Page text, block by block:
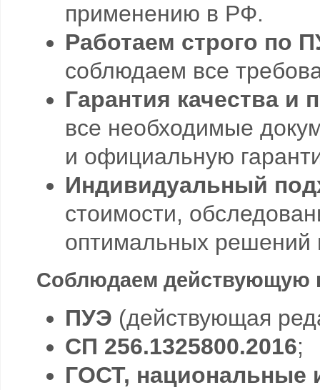
применению в РФ.
Работаем строго по
соблюдаем все
Гарантия качества и
все необходимые
и официальную
Индивидуальный
стоимости,
оптимальных решений
Соблюдаем действующую
ПУЭ (действующая
СП 256.1325800.2016;
ГОСТ, национальные